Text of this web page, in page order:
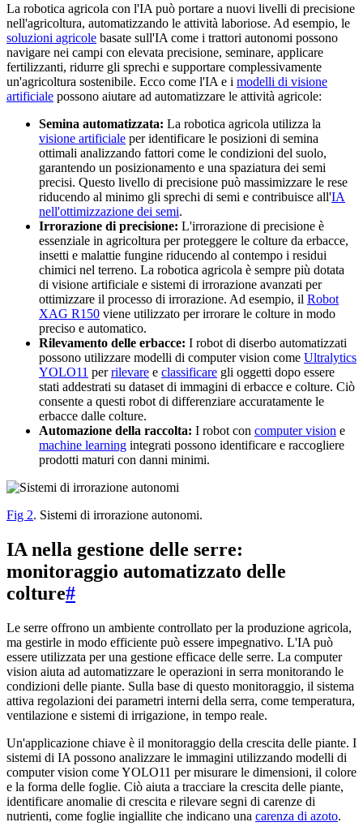
La robotica agricola con l'IA può portare a nuovi livelli di precisione
nell'agricoltura, automatizzando le attività laboriose. Ad esempio, le
soluzioni agricole basate sull'IA come i trattori autonomi possono
navigare nei campi con elevata precisione, seminare, applicare
fertilizzanti, ridurre gli sprechi e supportare complessivamente
un'agricoltura sostenibile. Ecco come l'IA e i modelli di visione
artificiale possono aiutare ad automatizzare le attività agricole:
Semina automatizzata: La robotica agricola utilizza la
visione artificiale per identificare le posizioni di semina
ottimali analizzando fattori come le condizioni del suolo,
garantendo un posizionamento e una spaziatura dei semi
precisi. Questo livello di precisione può massimizzare le rese
riducendo al minimo gli sprechi di semi e contribuisce all'IA
nell'ottimizzazione dei semi.
Irrorazione di precisione: L'irrorazione di precisione è
essenziale in agricoltura per proteggere le colture da erbacce,
insetti e malattie fungine riducendo al contempo i residui
chimici nel terreno. La robotica agricola è sempre più dotata
di visione artificiale e sistemi di irrorazione avanzati per
ottimizzare il processo di irrorazione. Ad esempio, il Robot
XAG R150 viene utilizzato per irrorare le colture in modo
preciso e automatico.
Rilevamento delle erbacce: I robot di diserbo automatizzati
possono utilizzare modelli di computer vision come Ultralytics
YOLO11 perrilevare e classificare gli oggetti dopo essere
stati addestrati su dataset di immagini di erbacce e colture. Ciò
consente a questi robot di differenziare accuratamente le
erbacce dalle colture.
Automazione della raccolta: I robot con computer vision e
machine learning integrati possono identificare e raccogliere
prodotti maturi con danni minimi.
Fig 2. Sistemi di irrorazione autonomi.
IA nella gestione delle serre:
monitoraggio automatizzato delle
colture#
Le serre offrono un ambiente controllato per la produzione agricola,
ma gestirle in modo efficiente può essere impegnativo. L'IA può
essere utilizzata per una gestione efficace delle serre. La computer
vision aiuta ad automatizzare le operazioni in serra monitorando le
condizioni delle piante. Sulla base di questo monitoraggio, il sistema
attiva regolazioni dei parametri interni della serra, come temperatura,
ventilazione e sistemi di irrigazione, in tempo reale.
Un'applicazione chiave è il monitoraggio della crescita delle piante. I
sistemi di IA possono analizzare le immagini utilizzando modelli di
computer vision come YOLO11 per misurare le dimensioni, il colore
e la forma delle foglie. Ciò aiuta a tracciare la crescita delle piante,
identificare anomalie di crescita e rilevare segni di carenze di
nutrienti, come foglie ingiallite che indicano una carenza di azoto.